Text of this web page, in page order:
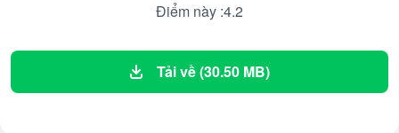
Điểm này :4.2
Tải về (30.50 MB)